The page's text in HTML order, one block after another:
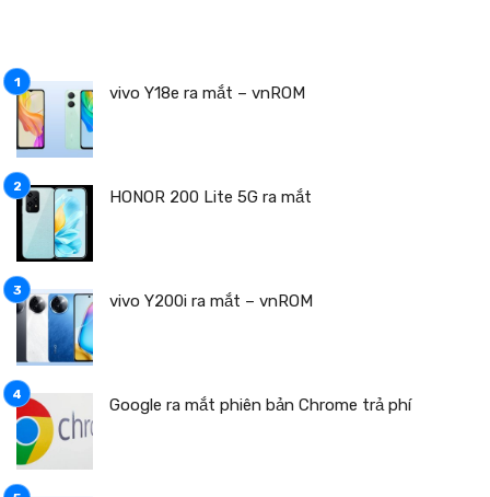
vivo Y18e ra mắt – vnROM
HONOR 200 Lite 5G ra mắt
vivo Y200i ra mắt – vnROM
Google ra mắt phiên bản Chrome trả phí